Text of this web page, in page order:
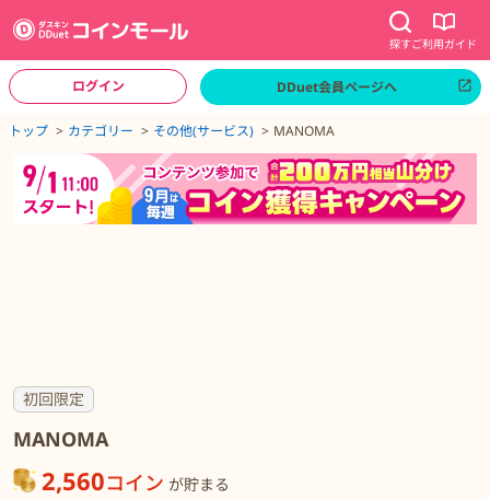
探すご利用ガイド
ログイン DDuet会員ページへ
トップ カテゴリー その他(サービス) MANOMA
初回限定
MANOMA
2,560コイン が貯まる
ジトップへ